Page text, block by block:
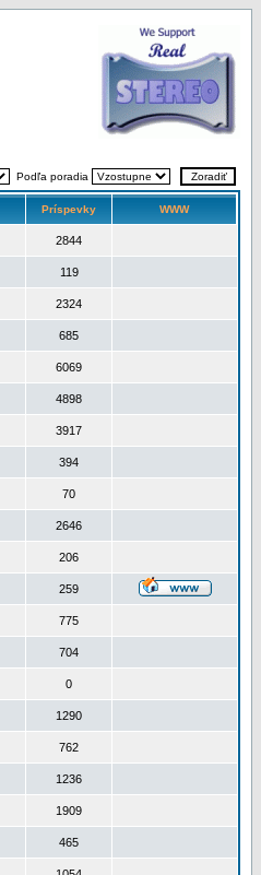
Podľa poradia
Príspevky WWW
2844
119
2324
685
6069
4898
3917
394
70
2646
206
259
775
704
0
1290
762
1236
1909
465